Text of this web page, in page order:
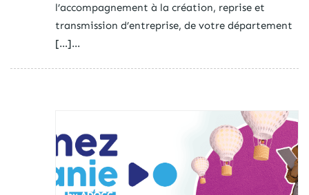
l’accompagnement à la création, reprise et
transmission d’entreprise, de votre département
[…]...